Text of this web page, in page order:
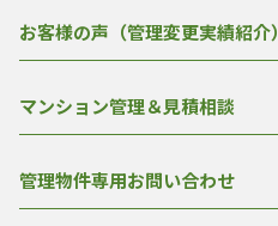
お客様の声（管理変更実績紹介）
マンション管理＆見積相談
管理物件専用お問い合わせ